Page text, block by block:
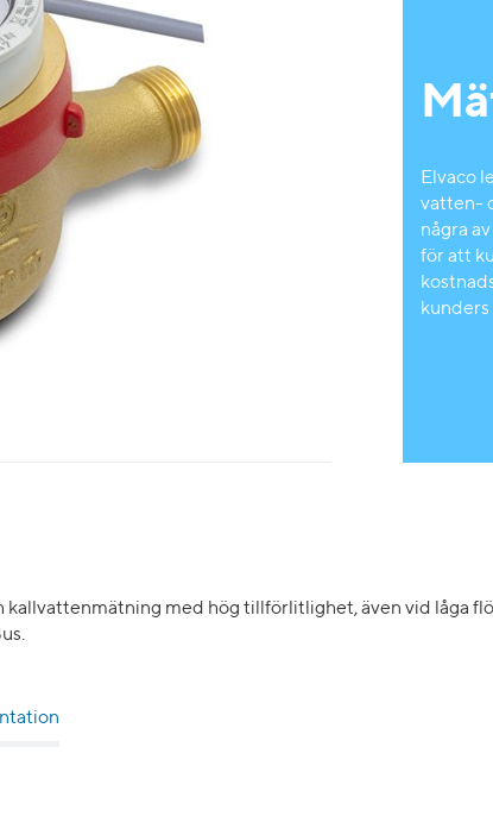
Elvaco
vatten-
några
för att
kunders
med hög tillförlitlighet, även vid låga